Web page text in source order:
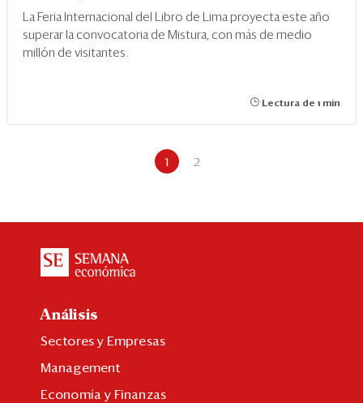
La Feria Internacional del Libro de Lima proyecta este año
superar la convocatoria de Mistura, con más de medio
millón de visitantes.
Lectura de 1 min
1 2
Análisis
Sectores y Empresas
Management
Economía y Finanzas